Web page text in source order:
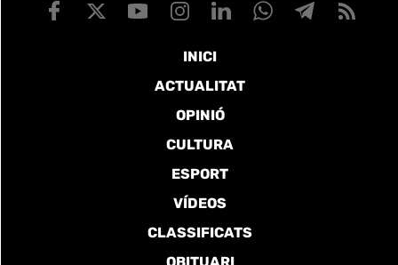
INICI
ACTUALITAT
OPINIÓ
CULTURA
ESPORT
VÍDEOS
CLASSIFICATS
OBITUARI